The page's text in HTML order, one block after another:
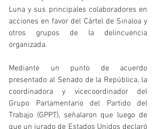
Luna y sus principales colaboradores en
acciones en favor del Cártel de Sinaloa y
otros grupos de la delincuencia
organizada.
Mediante un punto de acuerdo
presentado al Senado de la República, la
coordinadora y vicecoordinador del
Grupo Parlamentario del Partido del
Trabajo (GPPT), señalaron que luego de